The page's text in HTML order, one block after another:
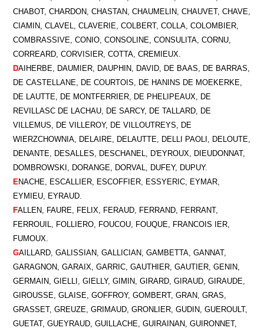
CHABOT, CHARDON, CHASTAN, CHAUMELIN, CHAUVET, CHAVE,
CIAMIN, CLAVEL, CLAVERIE, COLBERT, COLLA, COLOMBIER,
COMBRASSIVE, CONIO, CONSOLINE, CONSULITA, CORNU,
CORREARD, CORVISIER, COTTA, CREMIEUX.
DAIHERBE, DAUMIER, DAUPHIN, DAVID, DE BAAS, DE BARRAS,
DE CASTELLANE, DE COURTOIS, DE HANINS DE MOEKERKE,
DE LAUTTE, DE MONTFERRIER, DE PHELIPEAUX, DE
REVILLASC DE LACHAU, DE SARCY, DE TALLARD, DE
VILLEMUS, DE VILLEROY, DE VILLOUTREYS, DE
WIERZCHOWNIA, DELAIRE, DELAUTTE, DELLI PAOLI, DELOUTE,
DENANTE, DESALLES, DESCHANEL, D'EYROUX, DIEUDONNAT,
DOMBROWSKI, DORANGE, DORVAL, DUFEY, DUPUY.
E NACHE, ESCALLIER, ESCOFFIER, ESSYERIC, EYMAR,
EYMIEU, EYRAUD.
FALLEN, FAURE, FELIX, FERAUD, FERRAND, FERRANT,
FERROUIL, FOLLIERO, FOUCOU, FOUQUE, FRANCOIS IER,
FUMOUX.
GAILLARD, GALISSIAN, GALLICIAN, GAMBETTA, GANNAT,
GARAGNON, GARAIX, GARRIC, GAUTHIER, GAUTIER, GENIN,
GERMAIN, GIELLI, GIELLY, GIMIN, GIRARD, GIRAUD, GIRAUDE,
GIROUSSE, GLAISE, GOFFROY, GOMBERT, GRAN, GRAS,
GRASSET, GREUZE, GRIMAUD, GRONLIER, GUDIN, GUEROULT,
GUETAT, GUEYRAUD, GUILLACHE, GUIRAINAN, GUIRONNET,